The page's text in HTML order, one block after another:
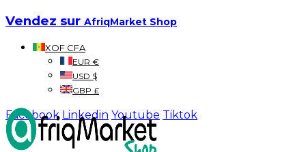
Vendez sur AfriqMarket Shop
XOF CFA
EUR €
USD $
GBP £
Facebook Linkedin Youtube Tiktok